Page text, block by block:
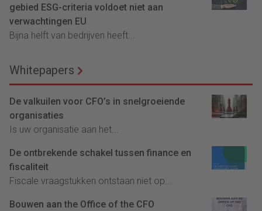
gebied ESG-criteria voldoet niet aan
verwachtingen EU
Bijna helft van bedrijven heeft...
Whitepapers
De valkuilen voor CFO’s in snelgroeiende
organisaties
Is uw organisatie aan het...
De ontbrekende schakel tussen finance en
fiscaliteit
Fiscale vraagstukken ontstaan niet op...
Bouwen aan the Office of the CFO